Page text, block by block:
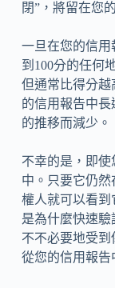
閉”，將留在您
一旦在您的信用
到100分的任何
但通常比得分越
的信用報告中
的推移而減少。
不幸的是，即
中。只要它仍
權人就可以看
是為什麼快速
不不必要地受
從您的信用報告